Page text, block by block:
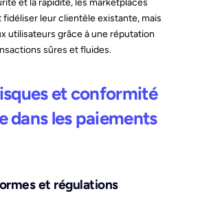
leur clientèle existante, mais
utilisateurs grâce à une réputation
sûres et fluides.
et conformité
dans les paiements
et régulations